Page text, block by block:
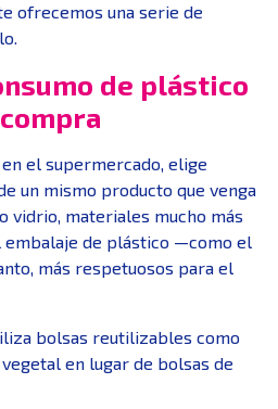
ofrecemos una serie de
de plástico
el supermercado, elige
un mismo producto que venga
vidrio, materiales mucho más
de plástico —como el
más respetuosos para el
bolsas reutilizables como
en lugar de bolsas de